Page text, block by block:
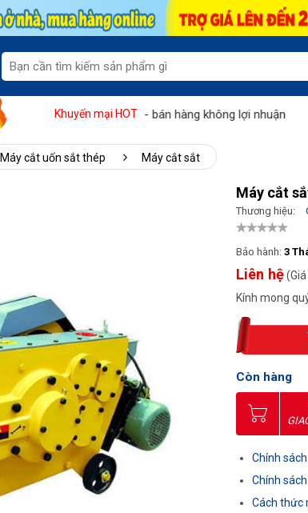
Khuyến mại HOT
Tháng vàng - bán hàng không lợi nhuận
Máy cắt uốn sắt thép Máy cắt sắt
Máy cắt
Thương hiệu:
Bảo hành: 3
Liên hệ
Kính mong
Còn hàng
Chính
Chính
Cách thức